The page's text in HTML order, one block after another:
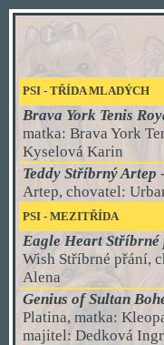
PSI - TŘÍDAMLADÝCH
Brava York Tenis
matka: Brava York
Kyselová Karin
Teddy Stříbrný Artep
Artep, chovatel:
PSI - MEZITŘÍDA
Eagle Heart
Wish Stříbrné přání,
Alena
Genius of Sultan
Platina, matka:
majitel: Dedková